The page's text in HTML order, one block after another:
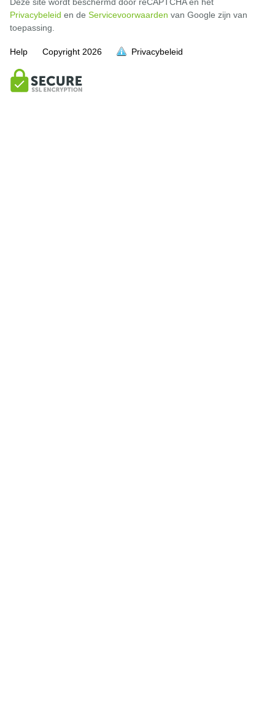
Privacybeleid en de Servicevoorwaarden van Google zijn van
toepassing.
Help Copyright 2026 Privacybeleid